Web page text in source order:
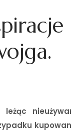
leżąc